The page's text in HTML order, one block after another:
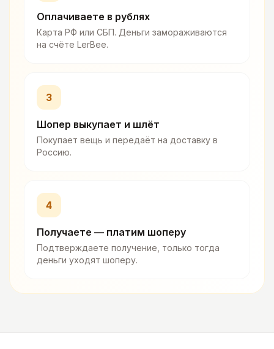
Оплачиваете в рублях
Карта РФ или СБП. Деньги замораживаются
на счёте LerBee.
3
Шопер выкупает и шлёт
Покупает вещь и передаёт на доставку в
Россию.
4
Получаете — платим шоперу
Подтверждаете получение, только тогда
деньги уходят шоперу.